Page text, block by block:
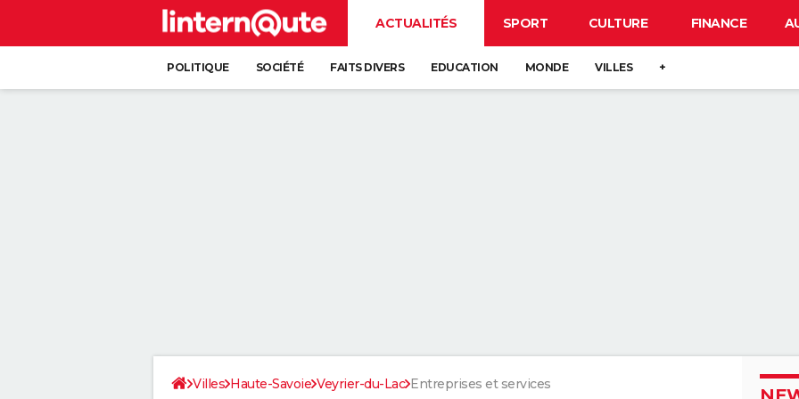
ACTUALITÉS SPORT CULTURE FINANCE
POLITIQUE SOCIÉTÉ FAITS DIVERS EDUCATION MONDE VILLES +
Villes Haute-Savoie Veyrier-du-Lac Entreprises et services